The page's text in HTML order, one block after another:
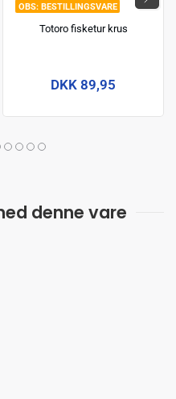
BESTILLINGSVARE
Totoro fisketur krus
DKK 89,95
denne vare